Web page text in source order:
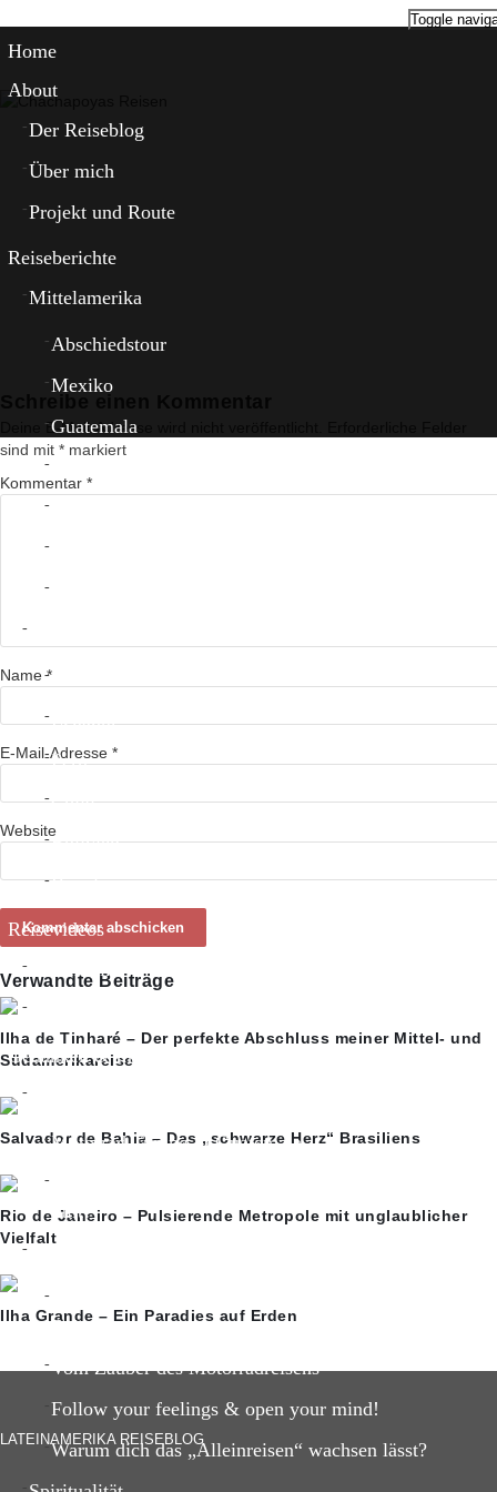
Toggle
Home
About
Der Reiseblog
Über mich
Projekt und Route
Reiseberichte
Mittelamerika
Abschiedstour
Mexiko
Guatemala
Kolumbien
Ecuador
Peru
Chile
Bolivien
Brasilien
Reisevideos
Südamerika
Gedanken & Inspiration
Motorrad Tuning in Guatemala
fällt?
Reise
Vom Zauber des Motorradreisens
Follow your feelings & open your mind!
Warum dich das „Alleinreisen“ wachsen lässt?
Deine E-Mail-Adresse wird nicht veröffentlicht.
sind mit * markiert
Kommentar *
Name*
E-Mail-Adresse *
Website
Verwandte Beiträge
Ilha de Tinharé – Der perfekte Abschluss meiner Mittel- und
Südamerikareise
Salvador de Bahia – Das „schwarze Herz“ Brasiliens
Rio de Janeiro – Pulsierende Metropole mit unglaublicher
Vielfalt
Ilha Grande – Ein Paradies auf Erden
LATEINAMERIKA REISEBLOG